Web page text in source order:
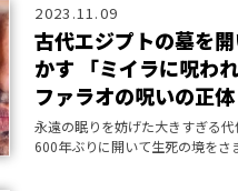
2023.11.09
古代エジプトの墓を
かす 「ミイラに呪わ
ファラオの呪いの正体
永遠の眠りを妨げた大きすぎる代
600年ぶりに開いて生死の境を